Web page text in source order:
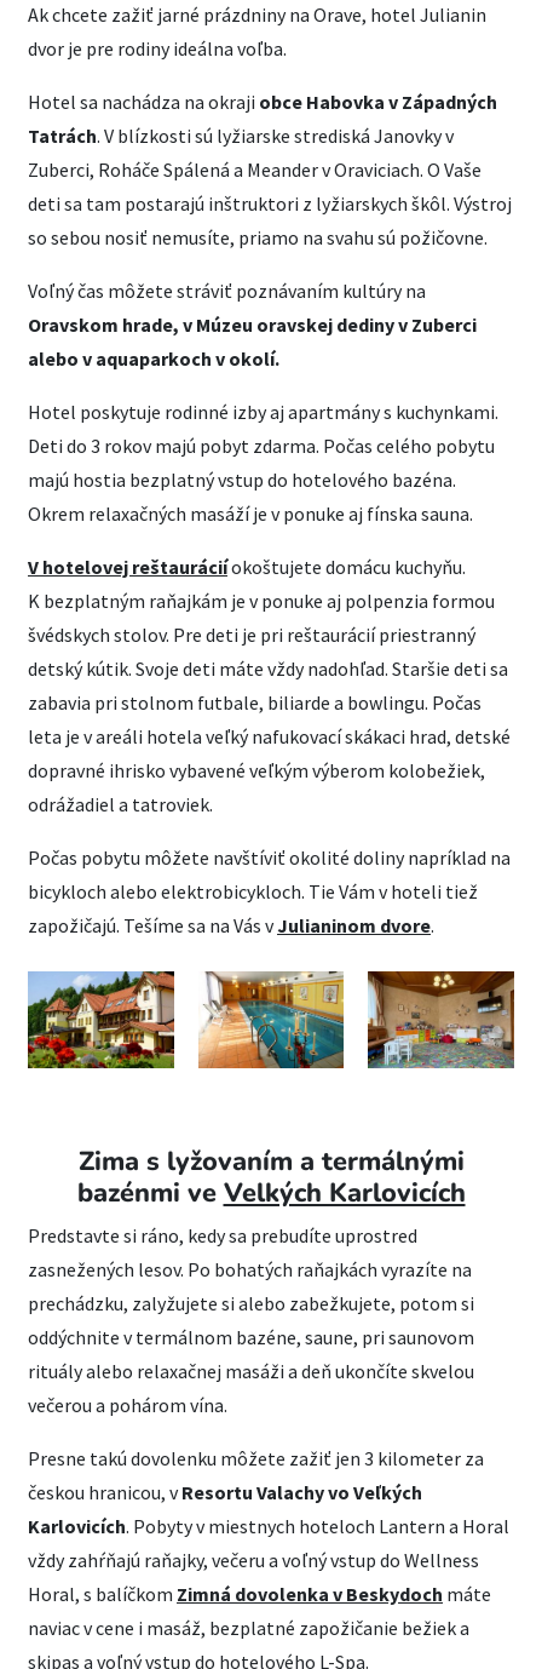
Ak chcete zažiť jarné prázdniny na Orave, hotel Julianin
dvor je pre rodiny ideálna voľba.
Hotel sa nachádza na okraji obce Habovka v Západných
Tatrách. V blízkosti sú lyžiarske strediská Janovky v
Zuberci, Roháče Spálená a Meander v Oraviciach. O Vaše
deti sa tam postarajú inštruktori z lyžiarskych škôl. Výstroj
so sebou nosiť nemusíte, priamo na svahu sú požičovne.
Voľný čas môžete stráviť poznávaním kultúry na
Oravskom hrade, v Múzeu oravskej dediny v Zuberci
alebo v aquaparkoch v okolí.
Hotel poskytuje rodinné izby aj apartmány s kuchynkami.
Deti do 3 rokov majú pobyt zdarma. Počas celého pobytu
majú hostia bezplatný vstup do hotelového bazéna.
Okrem relaxačných masáží je v ponuke aj fínska sauna.
V hotelovej reštauráciíokoštujete domácu kuchyňu.
K bezplatným raňajkám je v ponuke aj polpenzia formou
švédskych stolov. Pre deti je pri reštaurácií priestranný
detský kútik. Svoje deti máte vždy nadohľad. Staršie deti sa
zabavia pri stolnom futbale, biliarde a bowlingu. Počas
leta je v areáli hotela veľký nafukovací skákaci hrad, detské
dopravné ihrisko vybavené veľkým výberom kolobežiek,
odrážadiel a tatroviek.
Počas pobytu môžete navštíviť okolité doliny napríklad na
bicykloch alebo elektrobicykloch. Tie Vám v hoteli tiež
zapožičajú. Tešíme sa na Vás vJulianinom dvore.
Zima s lyžovaním a termálnými
bazénmi ve Velkých Karlovicích
Predstavte si ráno, kedy sa prebudíte uprostred
zasnežených lesov. Po bohatých raňajkách vyrazíte na
prechádzku, zalyžujete si alebo zabežkujete, potom si
oddýchnite v termálnom bazéne, saune, pri saunovom
rituály alebo relaxačnej masáži a deň ukončíte skvelou
večerou a pohárom vína.
Presne takú dovolenku môžete zažiť jen 3 kilometer za
českou hranicou, vResortu Valachy vo Veľkých
Karlovicích. Pobyty v miestnych hoteloch Lantern a Horal
vždy zahŕňajú raňajky, večeru a voľný vstup do Wellness
Horal, s balíčkom Zimná dovolenka v Beskydoch máte
naviac v cene i masáž, bezplatné zapožičanie bežiek a
skipas a voľný vstup do hotelového L-Spa.